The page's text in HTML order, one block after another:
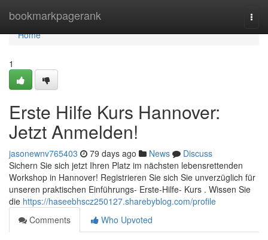
bookmarkpagerank
Home
Home
1
Erste Hilfe Kurs Hannover:
Jetzt Anmelden!
jasonewnv765403 79 days ago News
Discuss
Sichern Sie sich jetzt Ihren Platz im nächsten lebensrettenden
Workshop in Hannover! Registrieren Sie sich Sie unverzüglich für
unseren praktischen Einführungs- Erste-Hilfe- Kurs . Wissen Sie
die https://haseebhscz250127.sharebyblog.com/profile
Comments
Who Upvoted